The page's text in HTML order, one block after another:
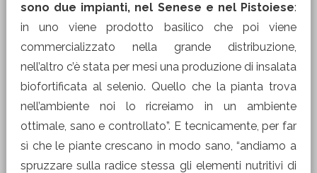
sono due impianti, nel Senese e nel Pistoiese:
in uno viene prodotto basilico che poi viene
commercializzato nella grande distribuzione,
nell’altro c’è stata per mesi una produzione di insalata
biofortificata al selenio. Quello che la pianta trova
nell’ambiente noi lo ricreiamo in un ambiente
ottimale, sano e controllato”. E tecnicamente, per far
sì che le piante crescano in modo sano, “andiamo a
spruzzare sulla radice stessa gli elementi nutritivi di